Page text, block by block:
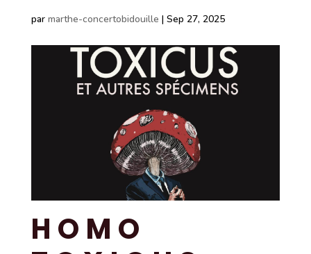
par marthe-concertobidouille | Sep 27, 2025
HOMO